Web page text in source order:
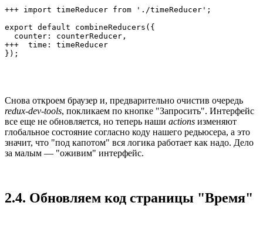
+++ import timeReducer from './timeReducer';
export default combineReducers({
  counter: counterReducer,
+++  time: timeReducer
});
Снова откроем браузер и, предварительно очистив очередь
redux-dev-tools, покликаем по кнопке "Запросить". Интерфейс
все еще не обновляется, но теперь наши actions изменяют
глобальное состояние согласно коду нашего редьюсера, а это
значит, что "под капотом" вся логика работает как надо. Дело
за малым — "оживим" интерфейс.
2.4. Обновляем код страницы "Время"